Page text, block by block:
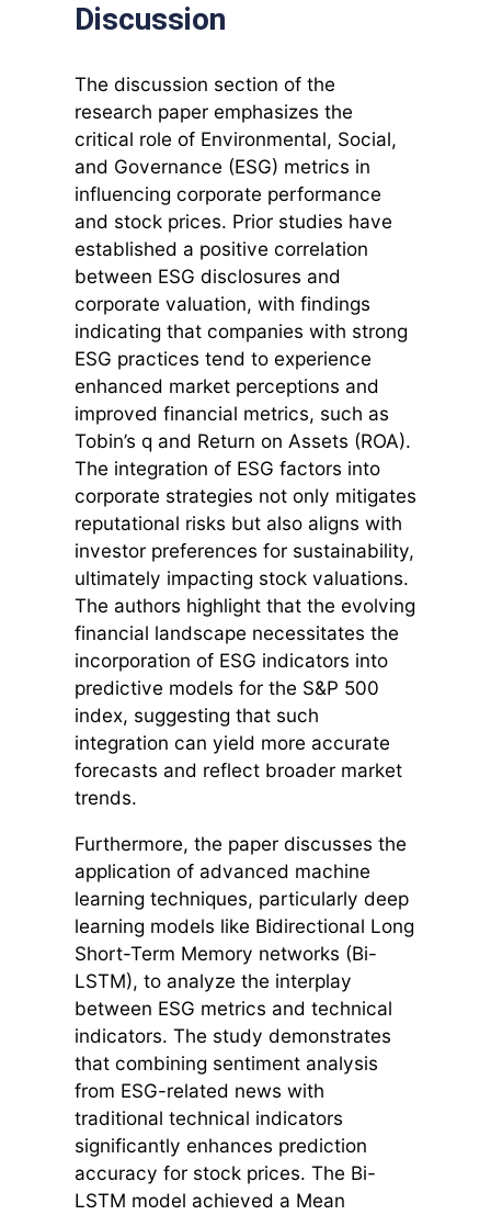
Discussion
The discussion section of the
research paper emphasizes the
critical role of Environmental, Social,
and Governance (ESG) metrics in
influencing corporate performance
and stock prices. Prior studies have
established a positive correlation
between ESG disclosures and
corporate valuation, with findings
indicating that companies with strong
ESG practices tend to experience
enhanced market perceptions and
improved financial metrics, such as
Tobin’s q and Return on Assets (ROA).
The integration of ESG factors into
corporate strategies not only mitigates
reputational risks but also aligns with
investor preferences for sustainability,
ultimately impacting stock valuations.
The authors highlight that the evolving
financial landscape necessitates the
incorporation of ESG indicators into
predictive models for the S&P 500
index, suggesting that such
integration can yield more accurate
forecasts and reflect broader market
trends.
Furthermore, the paper discusses the
application of advanced machine
learning techniques, particularly deep
learning models like Bidirectional Long
Short-Term Memory networks (Bi-
LSTM), to analyze the interplay
between ESG metrics and technical
indicators. The study demonstrates
that combining sentiment analysis
from ESG-related news with
traditional technical indicators
significantly enhances prediction
accuracy for stock prices. The Bi-
LSTM model achieved a Mean